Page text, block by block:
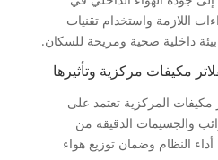
اللازمة واستخدام تقنيات
بيئة داخلية صحية ومريحة للسكان.
مكيفات مركزية وتأثيرها
مكيفات المركزية تعتمد على
والجسيمات الدقيقة من
النظام وضمان توزيع هواء